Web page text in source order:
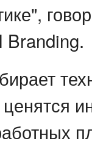
Branding.